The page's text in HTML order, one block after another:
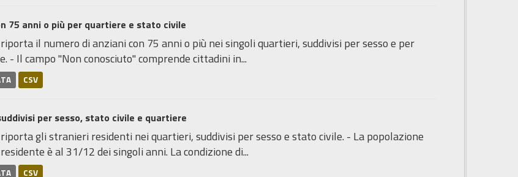
75 anni o più per quartiere e stato civile
il numero di anziani con 75 anni o più nei singoli quartieri, suddivisi per sesso e per
- Il campo "Non conosciuto" comprende cittadini in...
CSV
per sesso, stato civile e quartiere
gli stranieri residenti nei quartieri, suddivisi per sesso e stato civile. - La popolazione
è al 31/12 dei singoli anni. La condizione di...
CSV